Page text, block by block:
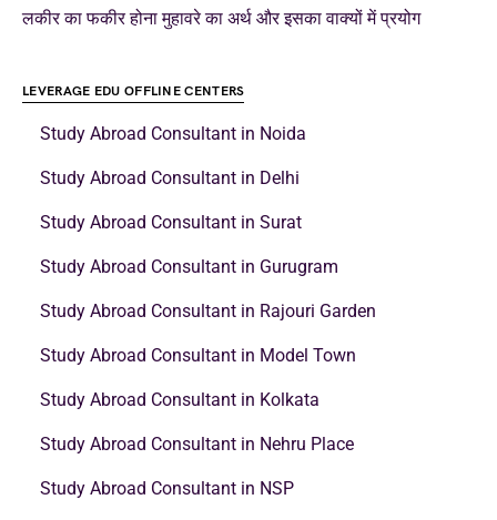
लकीर का फकीर होना मुहावरे का अर्थ और इसका वाक्यों में प्रयोग
LEVERAGE EDU OFFLINE CENTERS
Study Abroad Consultant in Noida
Study Abroad Consultant in Delhi
Study Abroad Consultant in Surat
Study Abroad Consultant in Gurugram
Study Abroad Consultant in Rajouri Garden
Study Abroad Consultant in Model Town
Study Abroad Consultant in Kolkata
Study Abroad Consultant in Nehru Place
Study Abroad Consultant in NSP